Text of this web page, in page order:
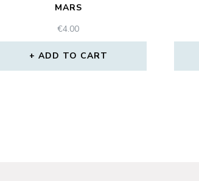
MARS
€4.00
ADD TO CART